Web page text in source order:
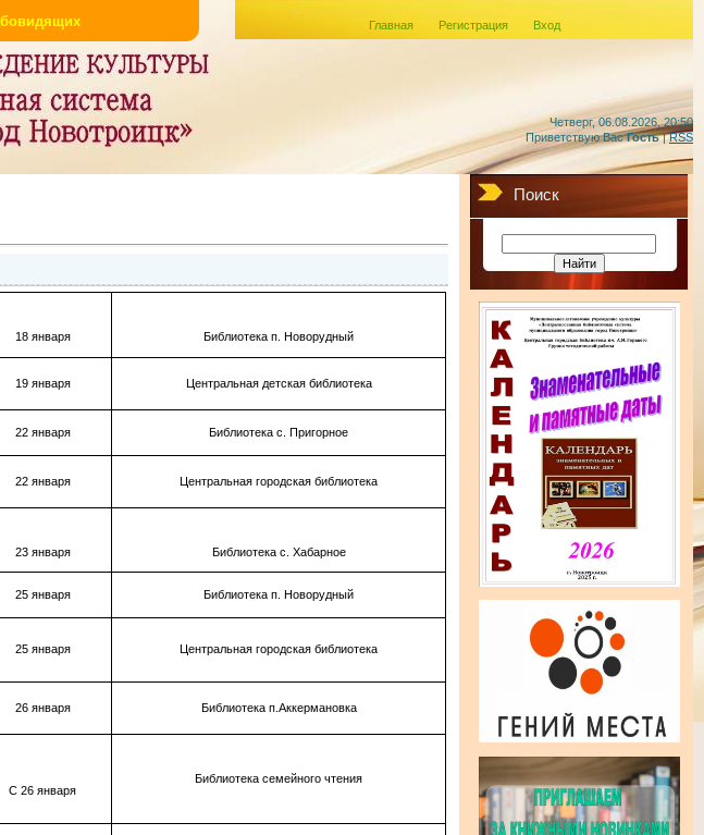
Четверг, 06.08.2026, 20:50
Приветствую Вас Гость|RSS
Главная Регистрация Вход
18 января Библиотека п. Новорудный
19 января Центральная детская библиотека
22 января Библиотека с. Пригорное
22 января Центральная городская библиотека
23 января
Библиотека с. Хабарное
25 января Библиотека п. Новорудный
25 января Центральная городская библиотека
26 января Библиотека п.Аккермановка
С 26 января
Библиотека семейного чтения
Поиск